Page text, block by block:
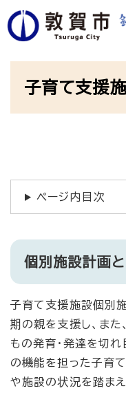
ペ
ー
子育て支援
ページ内目次
個別施設計画
子育て支援施設個別施
期の親を支援し、ま
もの発育・発達を切れ
の機能を担った子育
や施設の状況を踏ま